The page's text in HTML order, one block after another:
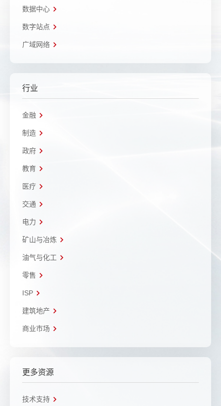
数据中心
数字站点
广域网络
行业
金融
制造
政府
教育
医疗
交通
电力
矿山与冶炼
油气与化工
零售
ISP
建筑地产
商业市场
更多资源
技术支持